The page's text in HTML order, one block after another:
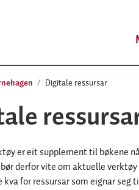
Digitale ressursar
er eit supplement til bøkene
derfor vite om aktuelle
kva for ressursar som eignar seg